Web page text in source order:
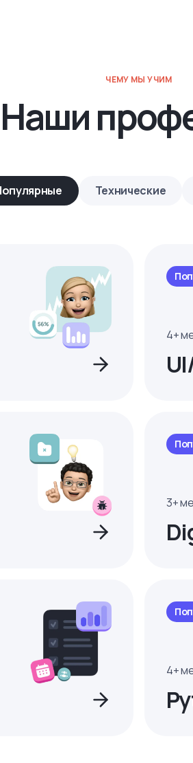
ЧЕМУ МЫ УЧИМ
Наши
Технические
4+
3+
4+